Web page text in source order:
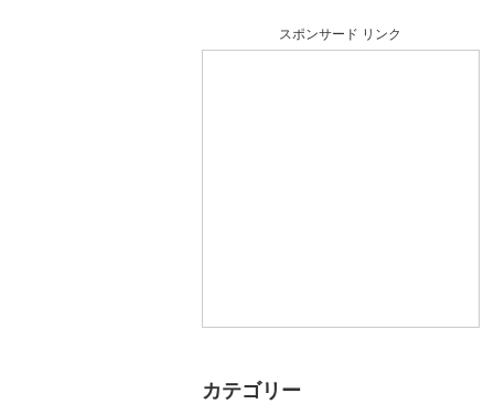
スポンサード リンク
カテゴリー